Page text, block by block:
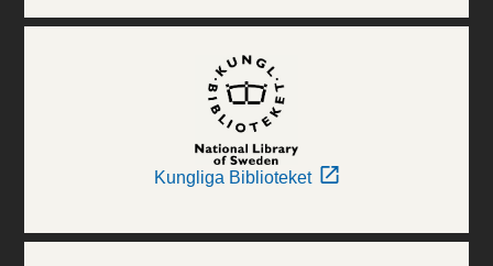
Kungliga Biblioteket